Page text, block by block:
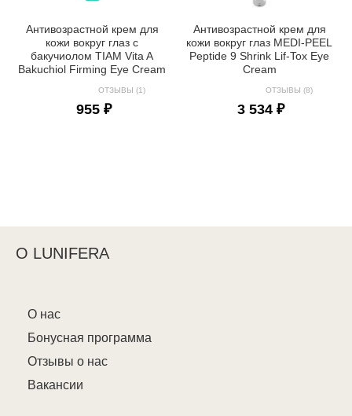
Антивозрастной крем для
кожи вокруг глаз с
бакучиолом TIAM Vita A
Bakuchiol Firming Eye Cream
ОТЗЫВЫ (1)
955 ₽
Антивозрастной крем для
кожи вокруг глаз MEDI-PEEL
Peptide 9 Shrink Lif-Tox Eye
Cream
ОТЗЫВЫ (8)
3 534 ₽
О LUNIFERA
О нас
Бонусная программа
Отзывы о нас
Вакансии